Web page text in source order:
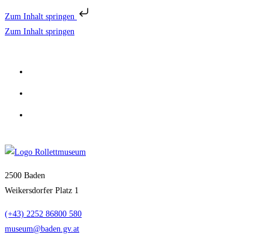
Zum Inhalt springen
Zum Inhalt springen
2500 Baden
Weikersdorfer Platz 1
(+43) 2252 86800 580
museum@baden.gv.at